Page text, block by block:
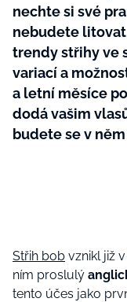
nechte si své
nebudete
trendy střihy ve
variací a
a letní měsíce
dodá vašim
budete se v
Střih bob vznikl již
ním proslulý
tento účes jako